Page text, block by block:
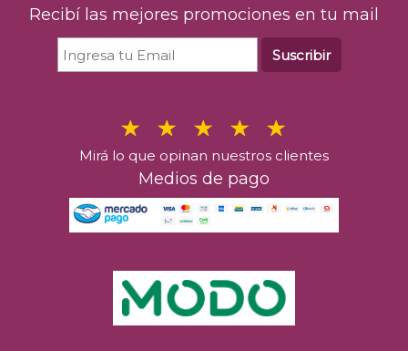
Comprar
Recibí las mejores promociones en tu mail
Suscribir
Mirá lo que opinan nuestros clientes
Medios de pago